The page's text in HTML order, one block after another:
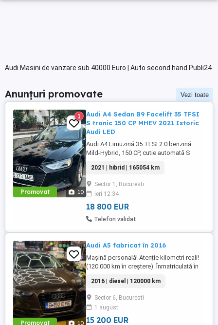
Audi Masini de vanzare sub 40000 Euro | Auto second hand Publi24
Anunțuri promovate Vezi toate
Promovat 10
1
Audi A4 Sedan B9 Facelift 35 TFSI
S tronic 150 CP MHEV 2021 Istoric
Audi LED
Audi A4 Limuzină 35 TFSI 2.0 benzină
Mild-Hybrid, 150 CP, cutie automată S
adusa recent din Olanda. Mașină bine
întreținută, cu istoric complet de service și
toate reviziile efectuate în reprezentanță
Audi, fara incidente in istoric, raport
verificare CarVertical ...
2021 | hibrid | 165054 km
Sector 1, Bucuresti
ieri 12:34
18 800 EUR
Telefon validat
Promovat 10
Audi A5 fabricat în 2016
Mașină personală! Atenție kilometri reali!
(120.000 km în creștere). Înmatriculată în
Euro 6 Scaune din piele față încălzite
Senzori parcare Sistem hands free cu
Bluetooth Clima automată Bord computer
ABS ESP Geamuri electrice față spate
Carte service Cutie automata ...
2016 | diesel | 120000 km
Sector 6, Bucuresti
1 august
15 200 EUR